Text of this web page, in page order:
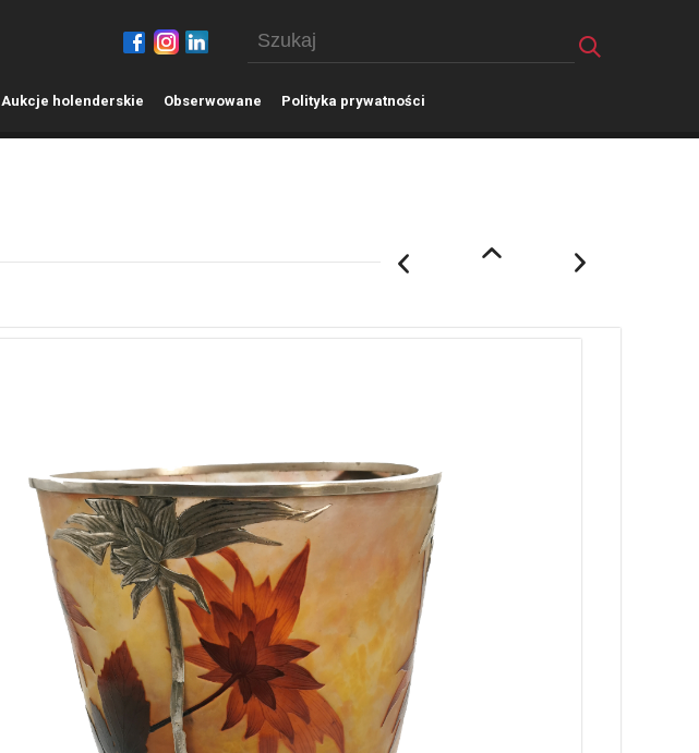
Aukcje holenderskie Obserwowane Polityka prywatności